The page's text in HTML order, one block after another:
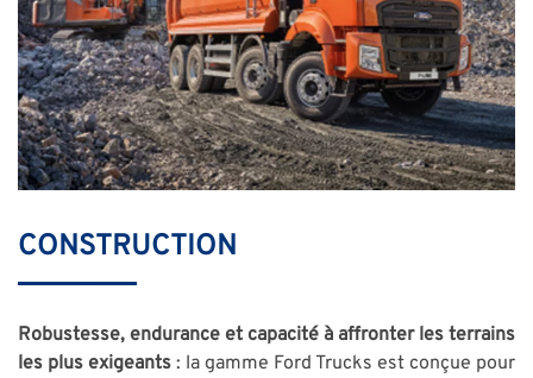
CONSTRUCTION
Robustesse, endurance et capacité à affronter les terrains
les plus exigeants : la gamme Ford Trucks est conçue pour